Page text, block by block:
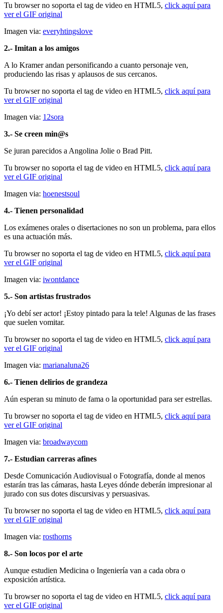
Tu browser no soporta el tag de video en HTML5, click aquí para
ver el GIF original
Imagen via: everyhtingslove
2.- Imitan a los amigos
A lo Kramer andan personificando a cuanto personaje ven,
produciendo las risas y aplausos de sus cercanos.
Tu browser no soporta el tag de video en HTML5, click aquí para
ver el GIF original
Imagen via: 12sora
3.- Se creen min@s
Se juran parecidos a Angolina Jolie o Brad Pitt.
Tu browser no soporta el tag de video en HTML5, click aquí para
ver el GIF original
Imagen via: hoenestsoul
4.- Tienen personalidad
Los exámenes orales o disertaciones no son un problema, para ellos
es una actuación más.
Tu browser no soporta el tag de video en HTML5, click aquí para
ver el GIF original
Imagen via: iwontdance
5.- Son artistas frustrados
¡Yo debí ser actor! ¡Estoy pintado para la tele! Algunas de las frases
que suelen vomitar.
Tu browser no soporta el tag de video en HTML5, click aquí para
ver el GIF original
Imagen via: marianaluna26
6.- Tienen delirios de grandeza
Aún esperan su minuto de fama o la oportunidad para ser estrellas.
Tu browser no soporta el tag de video en HTML5, click aquí para
ver el GIF original
Imagen via: broadwaycom
7.- Estudian carreras afines
Desde Comunicación Audiovisual o Fotografía, donde al menos
estarán tras las cámaras, hasta Leyes dónde deberán impresionar al
jurado con sus dotes discursivas y persuasivas.
Tu browser no soporta el tag de video en HTML5, click aquí para
ver el GIF original
Imagen via: rosthorns
8.- Son locos por el arte
Aunque estudien Medicina o Ingeniería van a cada obra o
exposición artística.
Tu browser no soporta el tag de video en HTML5, click aquí para
ver el GIF original